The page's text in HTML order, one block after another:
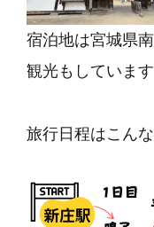
宿泊地は宮城県
観光もしています
旅行日程はこん